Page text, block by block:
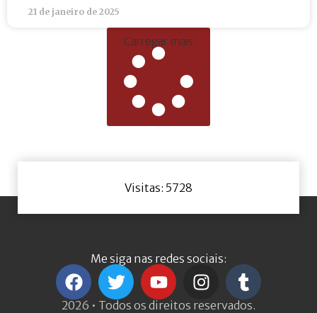
21 de janeiro de 2025
Carregar mais
Visitas: 5728
Me siga nas redes sociais:
2026 • Todos os direitos reservados.